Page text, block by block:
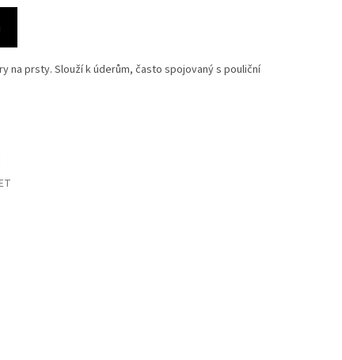
na prsty. Slouží k úderům, často spojovaný s pouliční